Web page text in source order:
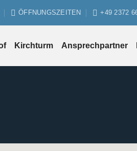
ÖFFNUNGSZEITEN +49 2372
Kirchturm Ansprechpartner